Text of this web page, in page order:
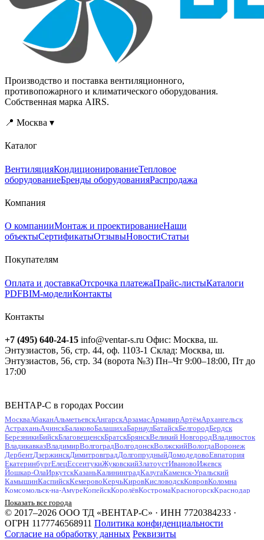
Производство и поставка вентиляционного,
противопожарного и климатического оборудования.
Собственная марка AIRS.
📍 Москва ▾
Каталог
ВентиляцияКондиционированиеТепловое
оборудованиеБренды оборудованияРаспродажа
Компания
О компанииМонтаж и проектированиеНаши
объектыСертификатыОтзывыНовостиСтатьи
Покупателям
Оплата и доставкаОтсрочка платежаПрайс-листыКаталоги
PDFBIM-моделиКонтакты
Контакты
+7 (495) 640-24-15 info@ventar-s.ru Офис: Москва, ш.
Энтузиастов, 56, стр. 44, оф. 1103-1 Склад: Москва, ш.
Энтузиастов, 56, стр. 34 (ворота №3) Пн–Чт 9:00–18:00, Пт до
17:00
ВЕНТАР-С в городах России
МоскваАбаканАльметьевскАнгарскАрзамасАрмавирАртёмАрхангельск
АстраханьАчинскБалаковоБалашихаБарнаулБатайскБелгородБердск
БерезникиБийскБлаговещенскБратскБрянскВеликий НовгородВладивосток
ВладикавказВладимирВолгоградВолгодонскВолжскийВологдаВоронеж
ДербентДзержинскДимитровградДолгопрудныйДомодедовоЕвпатория
ЕкатеринбургЕлецЕссентукиЖуковскийЗлатоустИвановоИжевск
Йошкар-ОлаИркутскКазаньКалининградКалугаКаменск-Уральский
КамышинКаспийскКемеровоКерчьКировКисловодскКовровКоломна
Комсомольск-на-АмуреКопейскКоролёвКостромаКрасногорскКраснодар
Красноярск
МахачкалаМиассМурманск МуромМытищи Набережные ЧелныНальчик
Находка
Невинномысск Нефтекамск НефтеюганскНижневартовскНижнекамск
Нижний НовгородНижний ТагилНовокузнецкНовокуйбышевск
НовомосковскНовороссийск НовосибирскНовочебоксарск
Показать все города
© 2017–2026 ООО ТД «ВЕНТАР-С» · ИНН 7720384233 ·
ОГРН 1177746568911 Политика конфиденциальности
Согласие на обработку данных Реквизиты